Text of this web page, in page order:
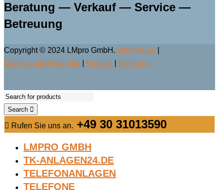
Beratung — Verkauf — Service —
Betreuung
Copyright © 2024 LMpro GmbH. Impressum
Datenschutzerklärung
Kontakt| Über uns
Search
Rufen Sie uns an. +49 30 31013590
LMPRO GMBH
TK-ANLAGEN24.DE
TELEFONANLAGEN
TELEFONE